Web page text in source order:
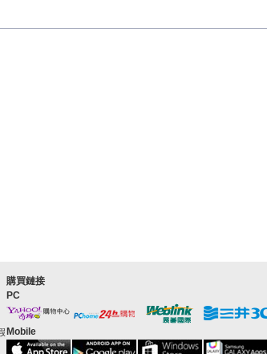
購買鏈接
PC
Mobile